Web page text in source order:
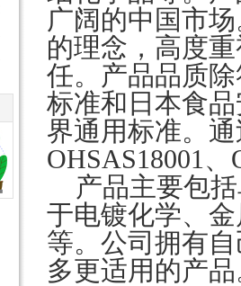
广阔的中国市
的理念，高度
任。产品品质
标准和日本食
界通用标准。通
OHSAS18001
产品主要包括
于电镀化学、
等。公司拥有
多更适用的产